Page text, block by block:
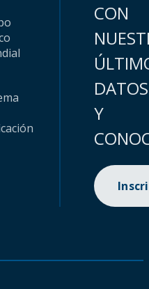
CON
DATOS
Y